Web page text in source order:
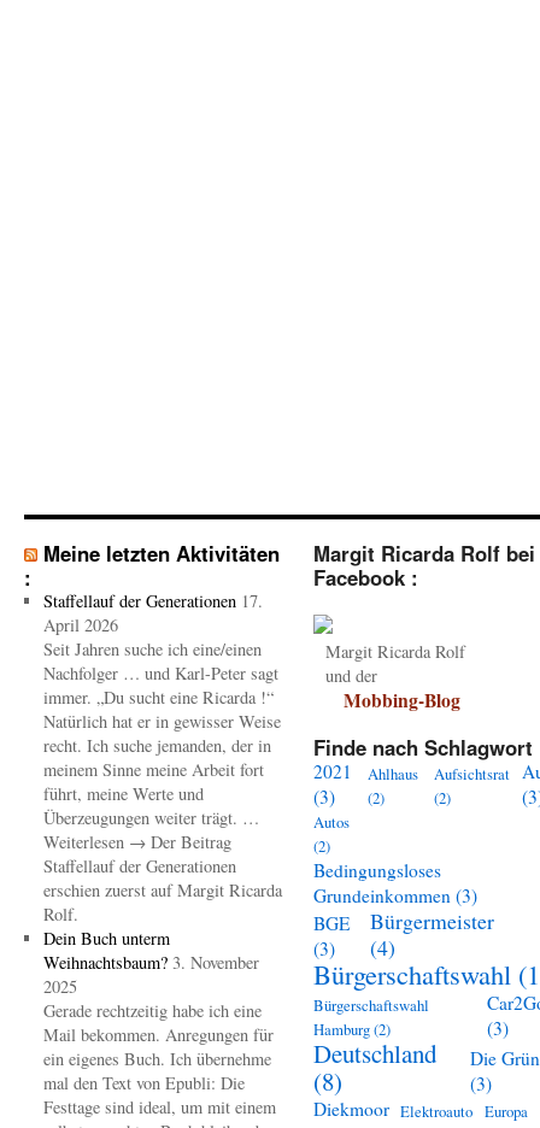
Meine letzten Aktivitäten
:
Staffellauf der Generationen 17.
April 2026
Seit Jahren suche ich eine/einen
Nachfolger … und Karl-Peter sagt
immer. „Du sucht eine Ricarda !“
Natürlich hat er in gewisser Weise
recht. Ich suche jemanden, der in
meinem Sinne meine Arbeit fort
führt, meine Werte und
Überzeugungen weiter trägt. …
Weiterlesen → Der Beitrag
Staffellauf der Generationen
erschien zuerst auf Margit Ricarda
Rolf.
Dein Buch unterm
Weihnachtsbaum? 3. November
2025
Gerade rechtzeitig habe ich eine
Mail bekommen. Anregungen für
ein eigenes Buch. Ich übernehme
mal den Text von Epubli: Die
Festtage sind ideal, um mit einem
Margit Ricarda Rolf bei
Facebook :
Margit Ricarda Rolf
und der
Mobbing-Blog
Finde nach Schlagwort
2021
(3)
Ahlhaus
(2)
Aufsichtsrat
(2)
Autos
(2)
Bedingungsloses
Grundeinkommen (3)
BGE
(3)
Bürgermeister
(4)
Bürgerschaftswahl
Bürgerschaftswahl
Hamburg(2)
(3)
Deutschland
(8)
Die
(3)
Diekmoor Elektroauto Europa